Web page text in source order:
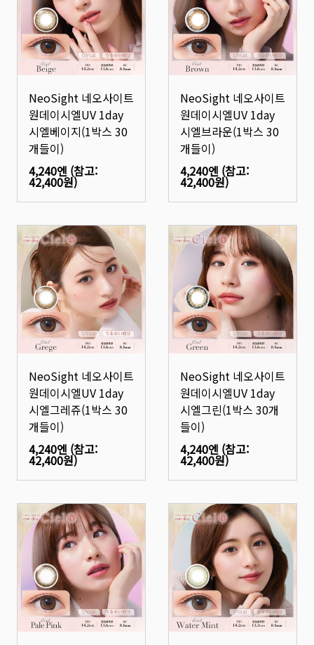
NeoSight 네오사이트
원데이시엘UV 1day
시엘베이지(1박스 30
개들이)
4,240엔 (참고:
42,400원)
NeoSight 네오사이트
원데이시엘UV 1day
시엘브라운(1박스 30
개들이)
4,240엔 (참고:
42,400원)
NeoSight 네오사이트
원데이시엘UV 1day
시엘그레쥬(1박스 30
개들이)
4,240엔 (참고:
42,400원)
NeoSight 네오사이트
원데이시엘UV 1day
시엘그린(1박스 30개
들이)
4,240엔 (참고:
42,400원)